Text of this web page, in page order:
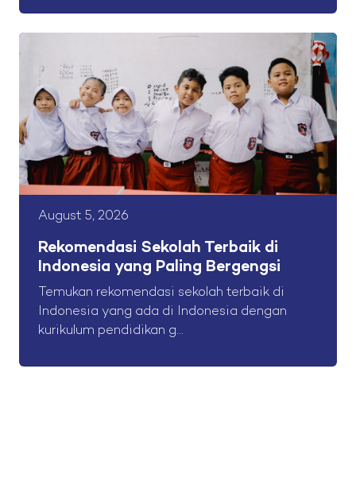
August 5, 2026
Rekomendasi Sekolah Terbaik di
Indonesia yang Paling Bergengsi
Temukan rekomendasi sekolah terbaik di
Indonesia yang ada di Indonesia dengan
kurikulum pendidikan g...